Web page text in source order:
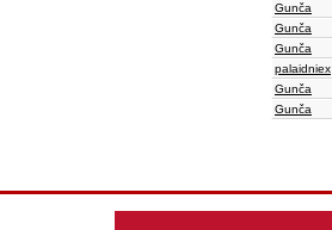
Gunča
Gunča
Gunča
palaidniex
Gunča
Gunča